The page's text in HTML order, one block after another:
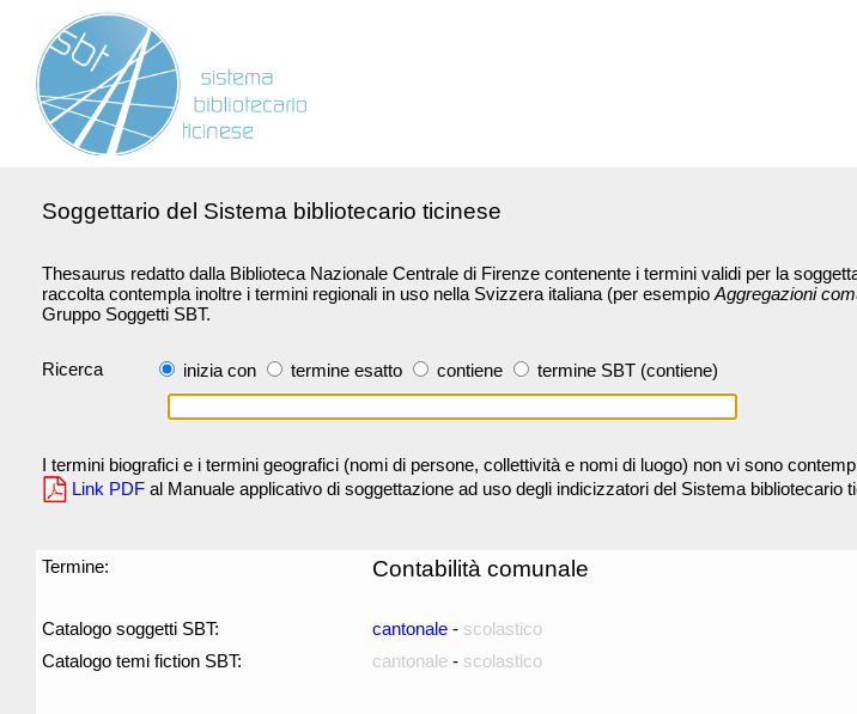
Soggettario del Sistema bibliotecario ticinese
Thesaurus redatto dalla Biblioteca Nazionale Centrale di Firenze contenente i termini validi per la
raccolta contempla inoltre i termini regionali in uso nella Svizzera italiana (per esempio Aggregazioni
Gruppo Soggetti SBT.
Ricerca inizia con termine esatto contiene termine SBT (contiene)
I termini biografici e i termini geografici (nomi di persone, collettività e nomi di luogo) non vi sono
Link PDF al Manuale applicativo di soggettazione ad uso degli indicizzatori del Sistema bibliotecario
Termine: Contabilità comunale
Catalogo soggetti SBT: cantonale - scolastico
Catalogo temi fiction SBT:
cantonale - scolastico